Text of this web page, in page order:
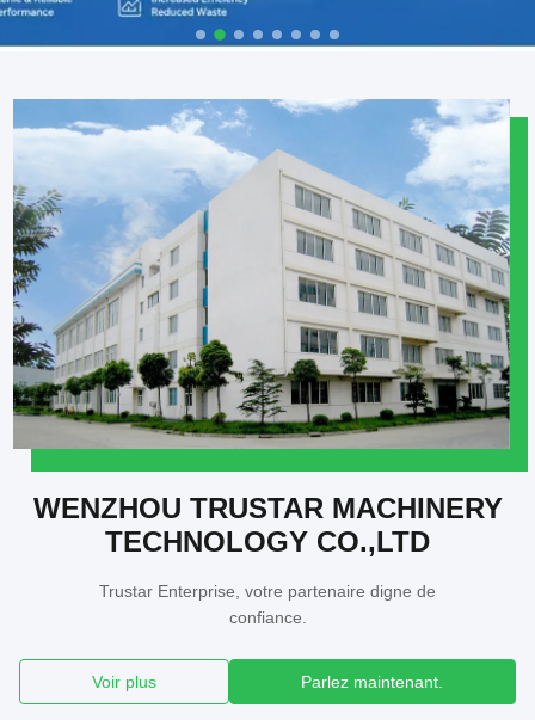
WENZHOU TRUSTAR MACHINERY
TECHNOLOGY CO.,LTD
Trustar Enterprise, votre partenaire digne de
confiance.
Voir plus Parlez maintenant.